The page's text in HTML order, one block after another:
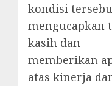
kondisi
mengucapkan
kasih dan
memberikan
atas kinerja